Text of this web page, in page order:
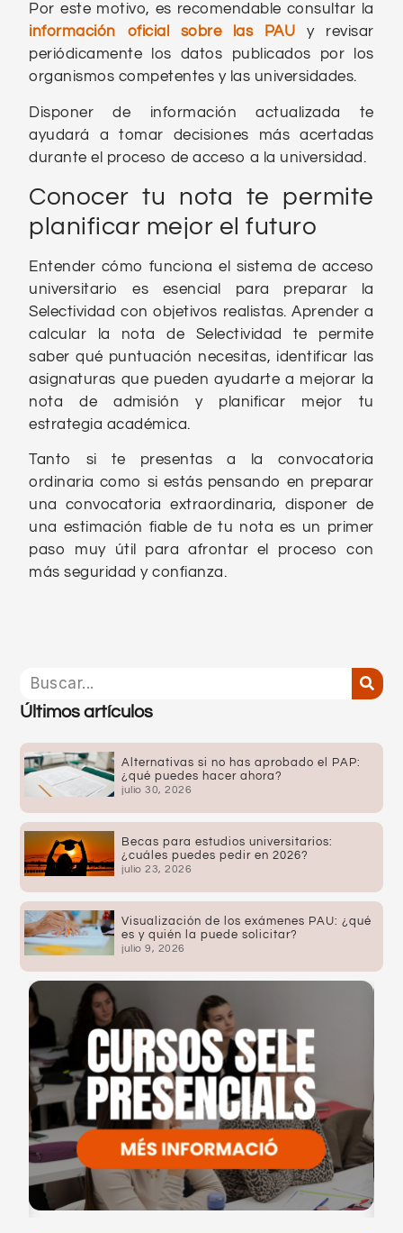
Por este motivo, es recomendable consultar la
información oficial sobre las PAU y revisar
periódicamente los datos publicados por los
organismos competentes y las universidades.
Disponer de información actualizada te
ayudará a tomar decisiones más acertadas
durante el proceso de acceso a la universidad.
Conocer tu nota te permite
planificar mejor el futuro
Entender cómo funciona el sistema de acceso
universitario es esencial para preparar la
Selectividad con objetivos realistas. Aprender a
calcular la nota de Selectividad te permite
saber qué puntuación necesitas, identificar las
asignaturas que pueden ayudarte a mejorar la
nota de admisión y planificar mejor tu
estrategia académica.
Tanto si te presentas a la convocatoria
ordinaria como si estás pensando en preparar
una convocatoria extraordinaria, disponer de
una estimación fiable de tu nota es un primer
paso muy útil para afrontar el proceso con
más seguridad y confianza.
Últimos artículos
Alternativas si no has aprobado el PAP:
¿qué puedes hacer ahora?
julio 30, 2026
Becas para estudios universitarios:
¿cuáles puedes pedir en 2026?
julio 23, 2026
Visualización de los exámenes PAU: ¿qué
es y quién la puede solicitar?
julio 9, 2026